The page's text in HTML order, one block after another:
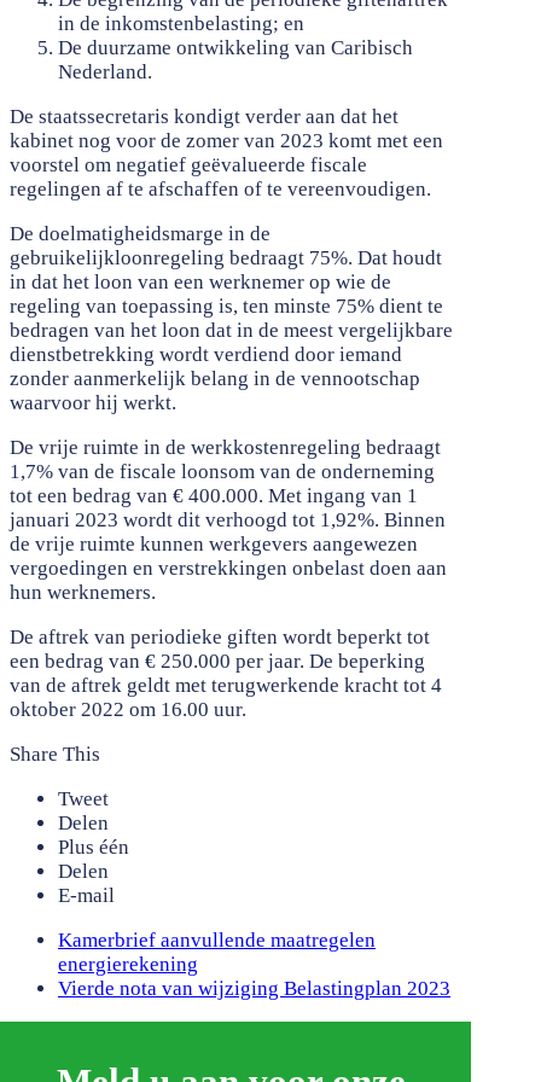
in de inkomstenbelasting; en
De duurzame ontwikkeling van Caribisch
Nederland.
De staatssecretaris kondigt verder aan dat het
kabinet nog voor de zomer van 2023 komt met een
voorstel om negatief geëvalueerde fiscale
regelingen af te afschaffen of te vereenvoudigen.
De doelmatigheidsmarge in de
gebruikelijkloonregeling bedraagt 75%. Dat houdt
in dat het loon van een werknemer op wie de
regeling van toepassing is, ten minste 75% dient te
bedragen van het loon dat in de meest vergelijkbare
dienstbetrekking wordt verdiend door iemand
zonder aanmerkelijk belang in de vennootschap
waarvoor hij werkt.
De vrije ruimte in de werkkostenregeling bedraagt
1,7% van de fiscale loonsom van de onderneming
tot een bedrag van € 400.000. Met ingang van 1
januari 2023 wordt dit verhoogd tot 1,92%. Binnen
de vrije ruimte kunnen werkgevers aangewezen
vergoedingen en verstrekkingen onbelast doen aan
hun werknemers.
De aftrek van periodieke giften wordt beperkt tot
een bedrag van € 250.000 per jaar. De beperking
van de aftrek geldt met terugwerkende kracht tot 4
oktober 2022 om 16.00 uur.
Share This
Tweet
Delen
Plus één
Delen
E-mail
previous
post:
Kamerbrief aanvullende maatregelen
energierekening
next
Vierde nota van wijziging Belastingplan 2023